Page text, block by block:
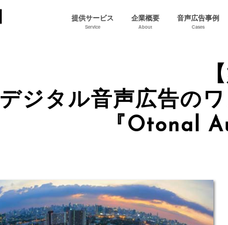
提供サービス
Service
企業概要
About
音声広告事例
Cases
デジタル音声広告の
『Otonal